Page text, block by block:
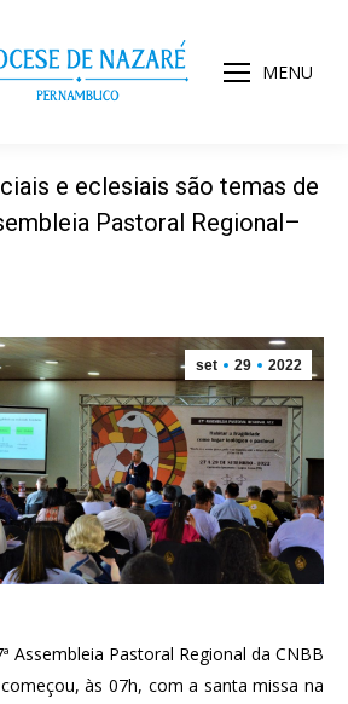
MENU
e eclesiais são temas de
Pastoral Regional–
set 29 2022
Assembleia Pastoral Regional da CNBB
às 07h, com a santa missa na